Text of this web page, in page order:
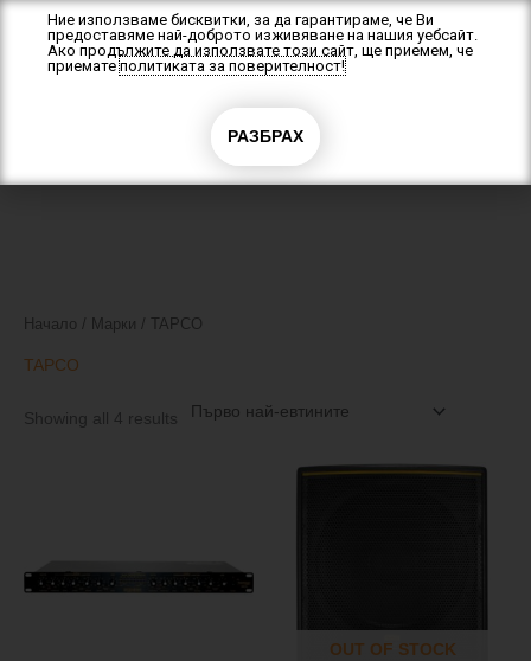
content
Начало / Марки / TAPCO
TAPCO
Showing all 4 results
Sorted
by
OUT OF STOCK
Ние използваме бисквитки, за да гарантираме, че Ви
предоставяме най-доброто изживяване на нашия уебсайт.
Ако продължите да използвате този сайт, ще приемем, че
приематеполитиката за поверителност!
РАЗБРАХ